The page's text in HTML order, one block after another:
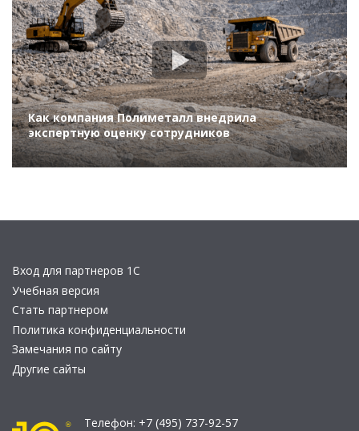
Как компания Полиметалл внедрила
экспертную оценку сотрудников
Вход для партнеров 1С
Учебная версия
Стать партнером
Политика конфиденциальности
Замечания по сайту
Другие сайты
Телефон: +7 (495) 737-92-57